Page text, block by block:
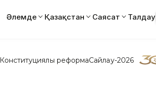
Әлемде Қазақстан Саясат Талдау
Конституциялық реформаСайлау-2026